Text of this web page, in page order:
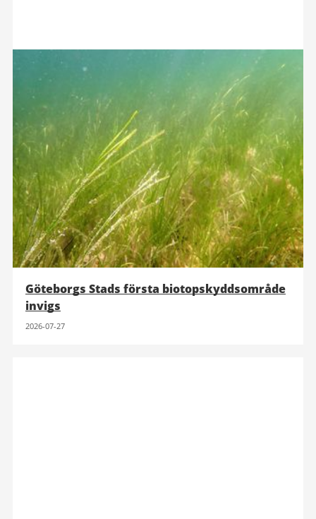
Göteborgs Stads första biotopskyddsområde
invigs
2026-07-27